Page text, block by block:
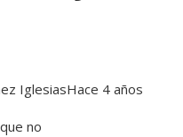
IglesiasHace 4 años